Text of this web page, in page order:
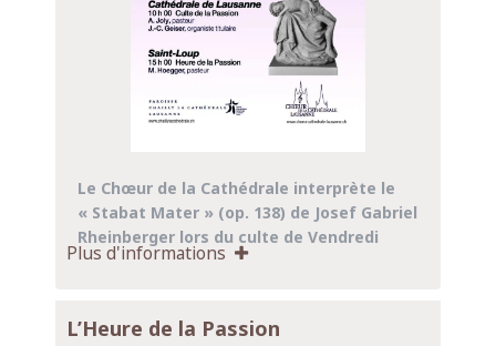
Le Chœur de la Cathédrale interprète le
« Stabat Mater » (op. 138) de Josef Gabriel
Rheinberger lors du culte de Vendredi
Saint le19
à la Cathédrale de Lausanne.
Plus d'informations
L’Heure de la Passion